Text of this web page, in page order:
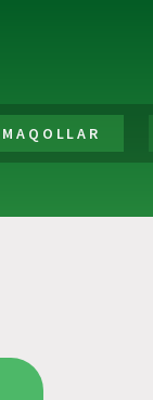
MAQOLLAR